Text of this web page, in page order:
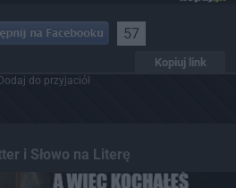
57
Kopiuj link
Dodaj do przyjaciół
i Słowo na Literę